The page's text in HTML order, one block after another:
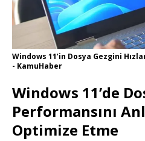
Windows 11’in Dosya Gezgini
- KamuHaber
Windows 11’de
Performansını
Optimize Etme